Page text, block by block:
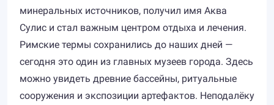
минеральных источников, получил имя Аква
Сулис и стал важным центром отдыха и лечения.
Римские термы сохранились до наших дней —
сегодня это один из главных музеев города. Здесь
можно увидеть древние бассейны, ритуальные
сооружения и экспозиции артефактов. Неподалёку